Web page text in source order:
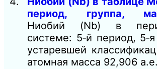
период, группа,
Ниобий (Nb) в
системе: 5‑й период,
устаревшей
атомная масса 92,906